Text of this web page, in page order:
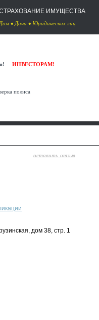
ИМУЩЕСТВА
•Дача • Юридических лиц
ИНВЕСТОРАМ!
полиса
оставить отзыв
дом 38, стр. 1